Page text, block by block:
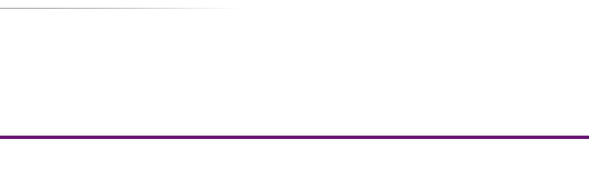
Сертификаты на сырье Ультрамодный дизайн